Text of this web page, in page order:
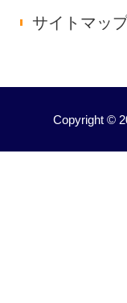
サイトマッ
Copyright ©